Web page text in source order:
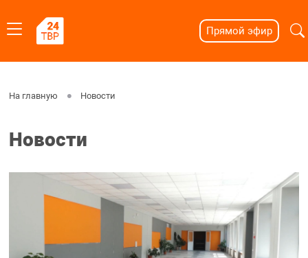
Прямой эфир
На главную Новости
Новости